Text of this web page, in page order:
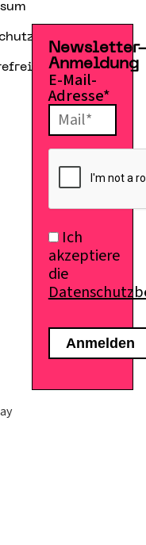
Anmeldung
E-Mail-
Adresse*
Ich
akzeptiere
die